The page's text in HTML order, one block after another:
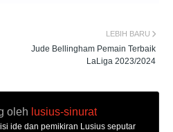
LEBIH BARU
Jude Bellingham Pemain Terbaik
LaLiga 2023/2024
oleh lusius-sinurat
ide dan pemikiran Lusius seputar